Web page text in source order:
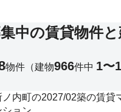
中の賃貸物件
内町の2027/02築の賃貸
物件 （建物966件中 1〜